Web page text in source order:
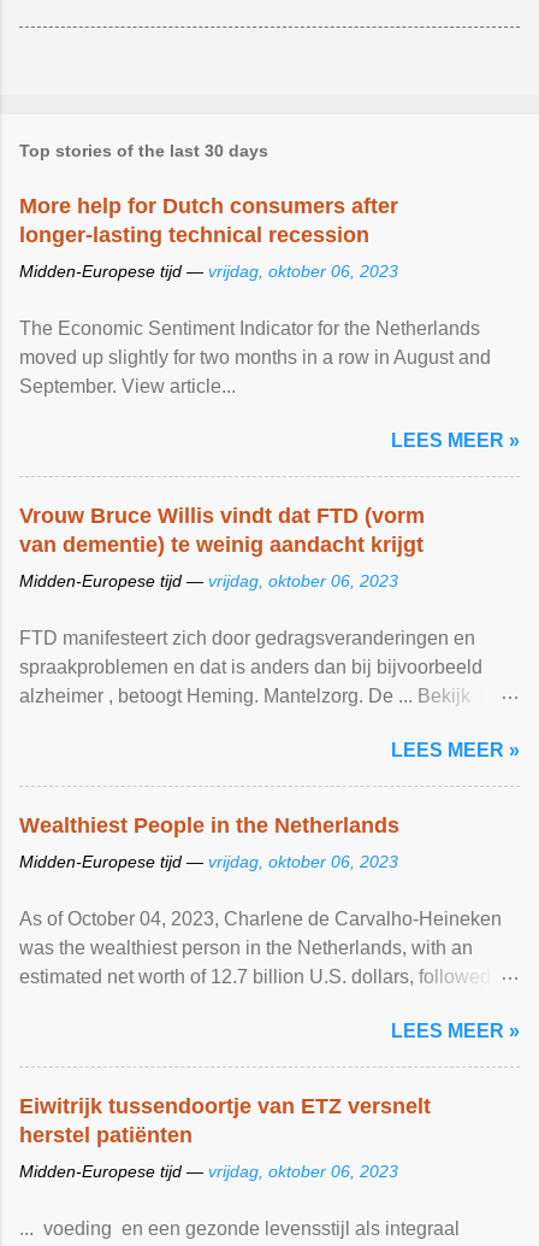
Top stories of the last 30 days
More help for Dutch consumers after
longer-lasting technical recession
Midden-Europese tijd — vrijdag, oktober 06, 2023
The Economic Sentiment Indicator for the Netherlands
moved up slightly for two months in a row in August and
September. View article...
LEES MEER »
Vrouw Bruce Willis vindt dat FTD (vorm
van dementie) te weinig aandacht krijgt
Midden-Europese tijd — vrijdag, oktober 06, 2023
FTD manifesteert zich door gedragsveranderingen en
spraakproblemen en dat is anders dan bij bijvoorbeeld
alzheimer , betoogt Heming. Mantelzorg. De ... Bekijk
LEES MEER »
Wealthiest People in the Netherlands
Midden-Europese tijd — vrijdag, oktober 06, 2023
As of October 04, 2023, Charlene de Carvalho-Heineken
was the wealthiest person in the Netherlands, with an
estimated net worth of 12.7 billion U.S. dollars, followed by
Leegte (No. 3, $3.5 billion); and Hans Melchers (No. 4,
$2.3 billion). View article...
LEES MEER »
Eiwitrijk tussendoortje van ETZ versnelt
herstel patiënten
Midden-Europese tijd — vrijdag, oktober 06, 2023
... voeding en een gezonde levensstijl als integraal